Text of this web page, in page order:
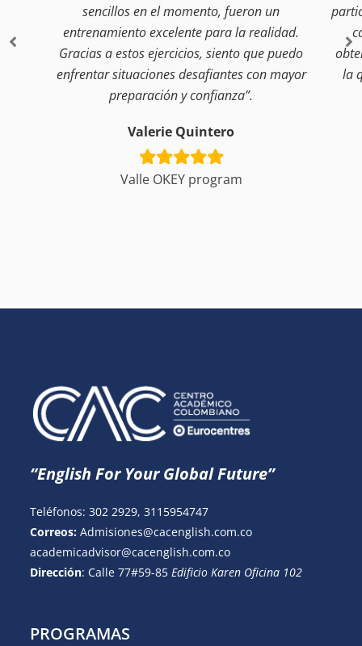
sencillos en el momento, fueron un
entrenamiento excelente para la realidad.
Gracias a estos ejercicios, siento que puedo
enfrentar situaciones desafiantes con mayor
preparación y confianza”.
Valerie Quintero
Valle OKEY program
la
“English For Your Global Future”
Teléfonos: 302 2929,3115954747
Correos:Admisiones@cacenglish.com.co
academicadvisor@cacenglish.com.co
Dirección: Calle 77#59-85Edificio Karen Oficina 102
PROGRAMAS